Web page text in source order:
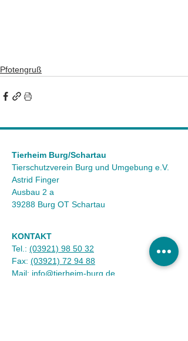
Pfotengruß
Tierheim Burg/Schartau
Tierschutzverein Burg und Umgebung e.V.
Astrid Finger
Ausbau 2 a
39288 Burg OT Schartau
KONTAKT
Tel.: (03921) 98 50 32
Fax: (03921) 72 94 88
Mail: info@tierheim-burg.de